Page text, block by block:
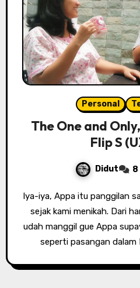
Personal
The One and
Flip S
Didut 8
Iya-iya, Appa itu panggilan sayang dari Arianna ke gue
sejak kami menikah. Dari
udah manggil gue Appa
seperti pasangan dalam